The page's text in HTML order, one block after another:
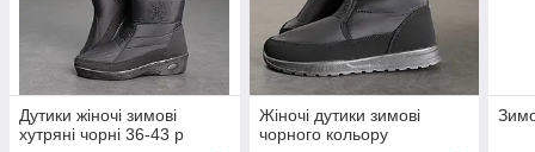
Дутики жіночі зимові
хутряні чорні 36-43 р
Жіночі дутики зимові
чорного кольору